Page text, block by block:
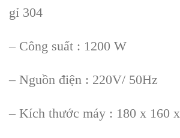
gỉ 304
– Công suất : 1200 W
– Nguồn điện : 220V/ 50Hz
– Kích thước máy : 180 x 160